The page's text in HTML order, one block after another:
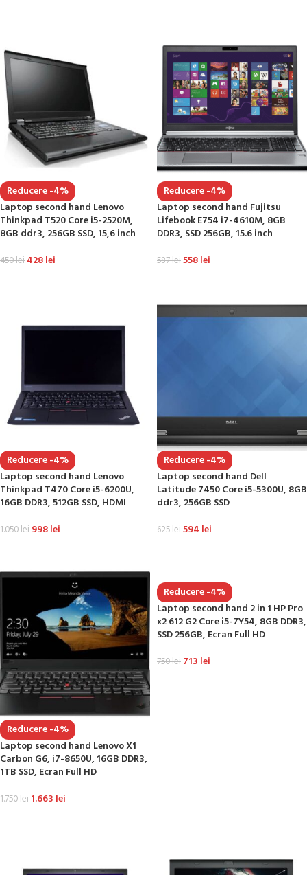
Reducere -4%
Laptop second hand Lenovo
Thinkpad T520 Core i5-2520M,
8GB ddr3, 256GB SSD, 15,6 inch
450lei 428lei
Reducere -4%
Laptop second hand Fujitsu
Lifebook E754 i7-4610M, 8GB
DDR3, SSD 256GB, 15.6 inch
587lei558lei
Reducere -4%
Laptop second hand Lenovo
Thinkpad T470 Core i5-6200U,
16GB DDR3, 512GB SSD, HDMI
1.050lei 998lei
Reducere -4%
Laptop second hand Dell
Latitude 7450 Core i5-5300U, 8GB
ddr3, 256GB SSD
625lei594 lei
Reducere -4%
Laptop second hand Lenovo X1
Carbon G6, i7-8650U, 16GB DDR3,
1TB SSD, Ecran Full HD
1.750lei 1.663 lei
Reducere -4%
Laptop second hand 2 in 1 HP Pro
x2 612 G2 Core i5-7Y54, 8GB DDR3,
SSD 256GB, Ecran Full HD
750lei 713 lei